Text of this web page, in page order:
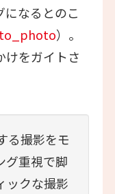
になるとのこ
）。
けをガイトさ
る撮影をモ
グ重視で脚
ックな撮影